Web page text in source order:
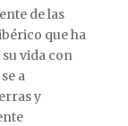
de las
que ha
vida con
a
y